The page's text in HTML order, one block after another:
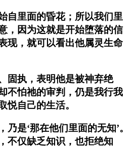
自里面的昏花；所以我们里
，因为这就是开始堕落的信
现，就可以看出他属灵生命
固执，表明他是被神弃绝
不怕祂的审判，仍是我行我
悦自己的生活。
是‘那在他们里面的无知’。
不仅缺乏知识，也拒绝知